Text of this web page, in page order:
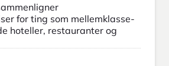
for ting som mellemklasse-
hoteller, restauranter og